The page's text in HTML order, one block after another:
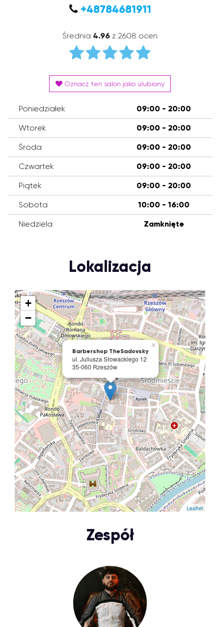
+48784681911
Średnia 4.96 z 2608 ocen
Oznacz ten salon jako ulubiony
Poniedziałek 09:00 - 20:00
Wtorek 09:00 - 20:00
Środa 09:00 - 20:00
Czwartek 09:00 - 20:00
Piątek 09:00 - 20:00
Sobota 10:00 - 16:00
Niedziela Zamknięte
Lokalizacja
Barbershop TheSadovsky
ul. Juliusza Słowackiego 12
35-060 Rzeszów
×
+
−
Leaflet
Zespół